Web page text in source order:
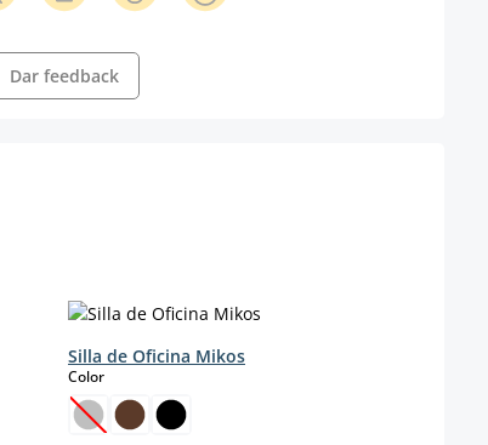
Dar feedback
Silla de Oficina Mikos
Colorselect
(Esta opción no está disponible en este